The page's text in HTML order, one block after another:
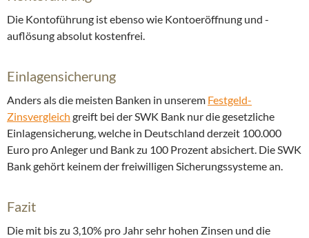
Die Kontoführung ist ebenso wie Kontoeröffnung und -
auflösung absolut kostenfrei.
Einlagensicherung
Anders als die meisten Banken in unserem Festgeld-
Zinsvergleich greift bei der SWK Bank nur die gesetzliche
Einlagensicherung, welche in Deutschland derzeit 100.000
Euro pro Anleger und Bank zu 100 Prozent absichert. Die SWK
Bank gehört keinem der freiwilligen Sicherungssysteme an.
Fazit
Die mit bis zu 3,10% pro Jahr sehr hohen Zinsen und die